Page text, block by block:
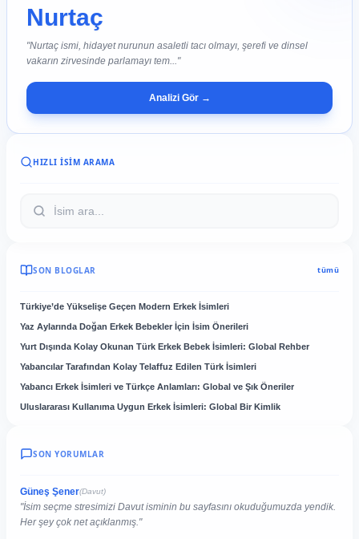
Nurtaç
"Nurtaç ismi, hidayet nurunun asaletli tacı olmayı, şerefi ve dinsel
vakarın zirvesinde parlamayı tem..."
Analizi Gör →
HIZLI İSIM ARAMA
SON BLOGLAR tümü
Türkiye’de Yükselişe Geçen Modern Erkek İsimleri
Yaz Aylarında Doğan Erkek Bebekler İçin İsim Önerileri
Yurt Dışında Kolay Okunan Türk Erkek Bebek İsimleri: Global Rehber
Yabancılar Tarafından Kolay Telaffuz Edilen Türk İsimleri
Yabancı Erkek İsimleri ve Türkçe Anlamları: Global ve Şık Öneriler
Uluslararası Kullanıma Uygun Erkek İsimleri: Global Bir Kimlik
SON YORUMLAR
Güneş Şener(Davut)
"İsim seçme stresimizi Davut isminin bu sayfasını okuduğumuzda yendik.
Her şey çok net açıklanmış."